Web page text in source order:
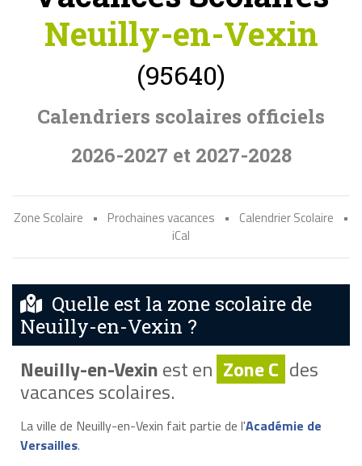
Neuilly-en-Vexin
(95640)
Calendriers scolaires officiels
2026-2027 et 2027-2028
Zone Scolaire • Prochaines vacances • Calendrier Scolaire
•
iCal
Quelle est la zone scolaire de
Neuilly-en-Vexin ?
Neuilly-en-Vexinest en Zone C des
vacances scolaires.
La ville de Neuilly-en-Vexin fait partie de l'Académie de
Versailles.